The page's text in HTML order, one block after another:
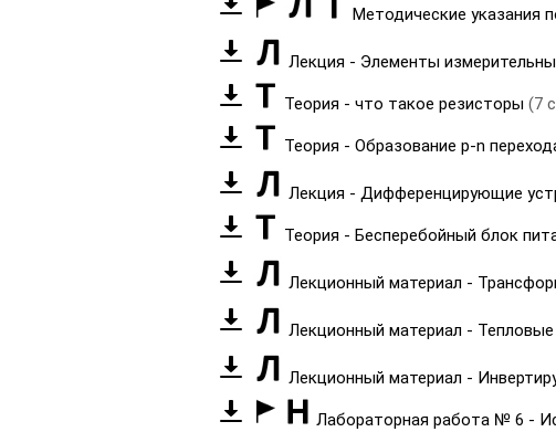
Методические указания
Лекция - Элементы
Теория - что такое резисторы (7
Теория - Образование p-n
Лекция - Дифференцирующие
Теория - Бесперебойный блок
Лекционный материал -
Лекционный материал -
Лекционный материал -
Лабораторная работа № 6 -